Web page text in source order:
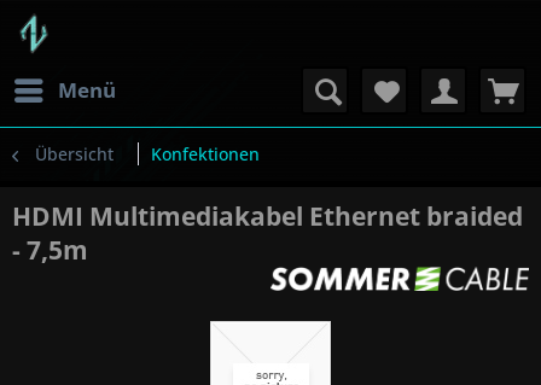
Menü
Übersicht Konfektionen
HDMI Multimediakabel Ethernet braided
- 7,5m